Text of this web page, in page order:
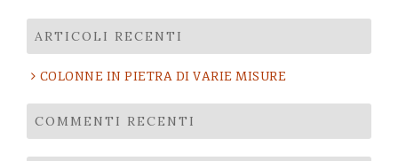
ARTICOLI RECENTI
COLONNE IN PIETRA DI VARIE MISURE
COMMENTI RECENTI